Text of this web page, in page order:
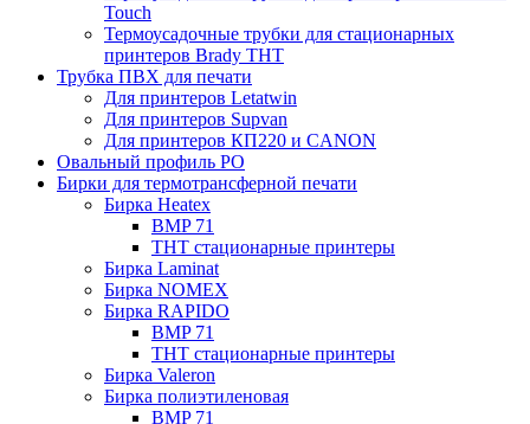
Touch
Термоусадочные трубки для стационарных
принтеров Brady THT
Трубка ПВХ для печати
Для принтеров Letatwin
Для принтеров Supvan
Для принтеров КП220 и CANON
Овальный профиль PO
Бирки для термотрансферной печати
Бирка Heatex
BMP 71
THT стационарные принтеры
Бирка Laminat
Бирка NOMEX
Бирка RAPIDO
BMP 71
THT стационарные принтеры
Бирка Valeron
Бирка полиэтиленовая
BMP 71